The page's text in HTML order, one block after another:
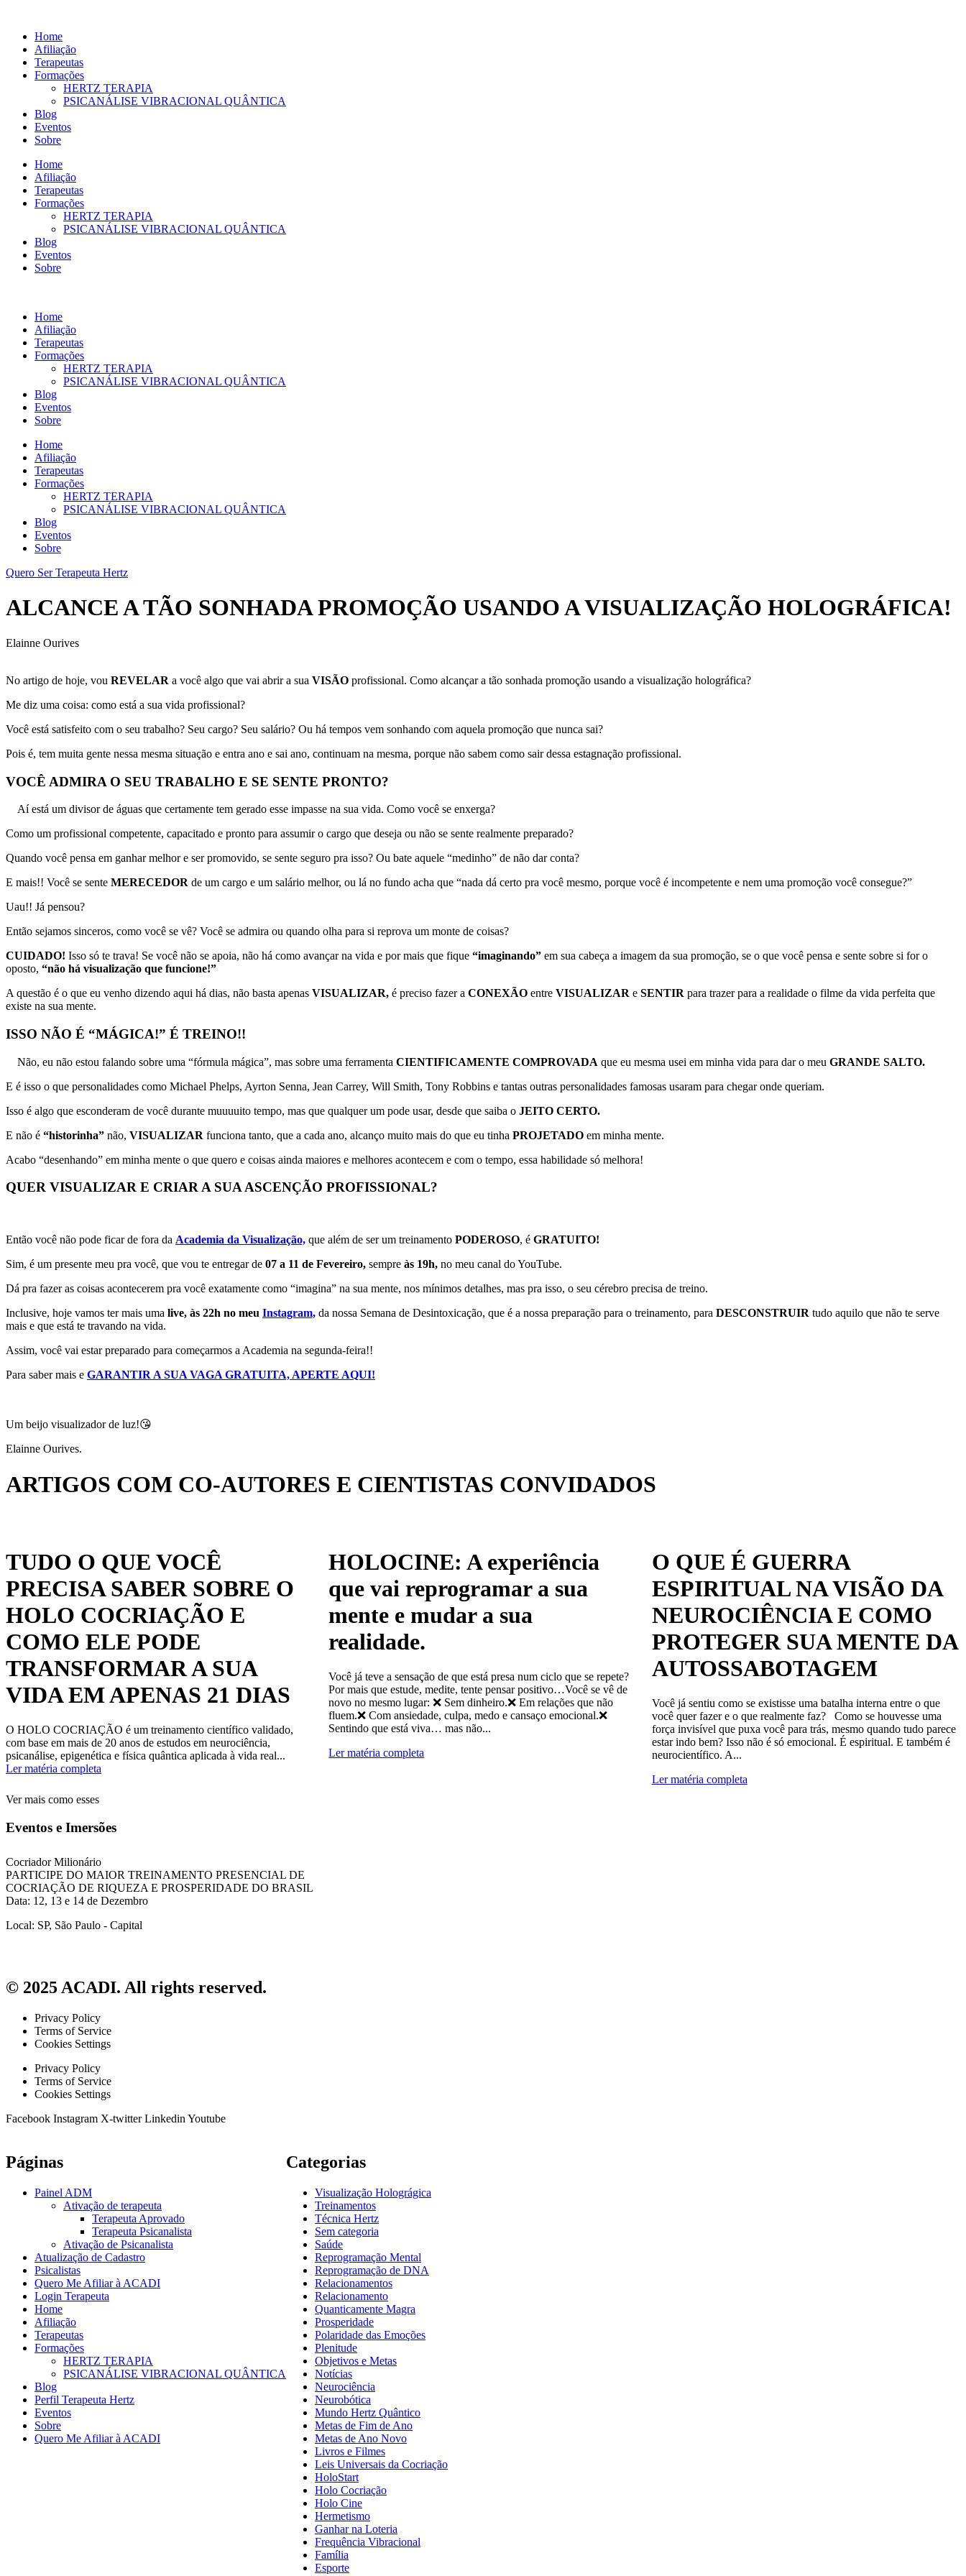
conteúdo
Home
Afiliação
Terapeutas
Formações
HERTZ TERAPIA
PSICANÁLISE VIBRACIONAL QUÂNTICA
Blog
Eventos
Sobre
Home
Afiliação
Terapeutas
Formações
HERTZ TERAPIA
PSICANÁLISE VIBRACIONAL QUÂNTICA
Blog
Eventos
Sobre
Home
Afiliação
Terapeutas
Formações
HERTZ TERAPIA
PSICANÁLISE VIBRACIONAL QUÂNTICA
Blog
Eventos
Sobre
Home
Afiliação
Terapeutas
Formações
HERTZ TERAPIA
PSICANÁLISE VIBRACIONAL QUÂNTICA
Blog
Eventos
Sobre
Quero Ser Terapeuta Hertz
ALCANCE A TÃO SONHADA PROMOÇÃO USANDO A VISUALIZAÇÃO HOLOGRÁFICA!
Elainne Ourives
No artigo de hoje, vou REVELAR a você algo que vai abrir a sua VISÃO profissional. Como alcançar a tão sonhada promoção usando a visualização holográfica?
Me diz uma coisa: como está a sua vida profissional?
Você está satisfeito com o seu trabalho? Seu cargo? Seu salário? Ou há tempos vem sonhando com aquela promoção que nunca sai?
Pois é, tem muita gente nessa mesma situação e entra ano e sai ano, continuam na mesma, porque não sabem como sair dessa estagnação profissional.
VOCÊ ADMIRA O SEU TRABALHO E SE SENTE PRONTO?
Aí está um divisor de águas que certamente tem gerado esse impasse na sua vida. Como você se enxerga?
Como um profissional competente, capacitado e pronto para assumir o cargo que deseja ou não se sente realmente preparado?
Quando você pensa em ganhar melhor e ser promovido, se sente seguro pra isso? Ou bate aquele “medinho” de não dar conta?
E mais!! Você se sente MERECEDOR de um cargo e um salário melhor, ou lá no fundo acha que “nada dá certo pra você mesmo, porque você é incompetente e nem uma promoção você consegue?”
Uau!! Já pensou?
Então sejamos sinceros, como você se vê? Você se admira ou quando olha para si reprova um monte de coisas?
CUIDADO! Isso só te trava! Se você não se apoia, não há como avançar na vida e por mais que fique “imaginando” em sua cabeça a imagem da sua promoção, se o que você pensa e sente sobre si for o
oposto, “não há visualização que funcione!”
A questão é o que eu venho dizendo aqui há dias, não basta apenas VISUALIZAR, é preciso fazer a CONEXÃO entre VISUALIZAR e SENTIR para trazer para a realidade o filme da vida perfeita que
existe na sua mente.
ISSO NÃO É “MÁGICA!” É TREINO!!
Não, eu não estou falando sobre uma “fórmula mágica”, mas sobre uma ferramenta CIENTIFICAMENTE COMPROVADA que eu mesma usei em minha vida para dar o meu GRANDE SALTO.
E é isso o que personalidades como Michael Phelps, Ayrton Senna, Jean Carrey, Will Smith, Tony Robbins e tantas outras personalidades famosas usaram para chegar onde queriam.
Isso é algo que esconderam de você durante muuuuito tempo, mas que qualquer um pode usar, desde que saiba o JEITO CERTO.
E não é “historinha” não, VISUALIZAR funciona tanto, que a cada ano, alcanço muito mais do que eu tinha PROJETADO em minha mente.
Acabo “desenhando” em minha mente o que quero e coisas ainda maiores e melhores acontecem e com o tempo, essa habilidade só melhora!
QUER VISUALIZAR E CRIAR A SUA ASCENÇÃO PROFISSIONAL?
Então você não pode ficar de fora da Academia da Visualização, que além de ser um treinamento PODEROSO, é GRATUITO!
Sim, é um presente meu pra você, que vou te entregar de 07 a 11 de Fevereiro, sempre às 19h, no meu canal do YouTube.
Dá pra fazer as coisas acontecerem pra você exatamente como “imagina” na sua mente, nos mínimos detalhes, mas pra isso, o seu cérebro precisa de treino.
Inclusive, hoje vamos ter mais uma live, às 22h no meu Instagram, da nossa Semana de Desintoxicação, que é a nossa preparação para o treinamento, para DESCONSTRUIR tudo aquilo que não te serve
mais e que está te travando na vida.
Assim, você vai estar preparado para começarmos a Academia na segunda-feira!!
Para saber mais e GARANTIR A SUA VAGA GRATUITA, APERTE AQUI!
Um beijo visualizador de luz!😘
Elainne Ourives.
ARTIGOS COM CO-AUTORES E CIENTISTAS CONVIDADOS
TUDO O QUE VOCÊ
PRECISA SABER SOBRE O
HOLO COCRIAÇÃO E
COMO ELE PODE
TRANSFORMAR A SUA
VIDA EM APENAS 21 DIAS
O HOLO COCRIAÇÃO é um treinamento científico validado,
com base em mais de 20 anos de estudos em neurociência,
psicanálise, epigenética e física quântica aplicada à vida real...
Ler matéria completa
HOLOCINE: A experiência
que vai reprogramar a sua
mente e mudar a sua
realidade.
Você já teve a sensação de que está presa num ciclo que se repete?
Por mais que estude, medite, tente pensar positivo…Você se vê de
novo no mesmo lugar: ❌ Sem dinheiro.❌ Em relações que não
fluem.❌ Com ansiedade, culpa, medo e cansaço emocional.❌
Sentindo que está viva… mas não...
Ler matéria completa
O QUE É GUERRA
ESPIRITUAL NA VISÃO DA
NEUROCIÊNCIA E COMO
PROTEGER SUA MENTE DA
AUTOSSABOTAGEM
Você já sentiu como se existisse uma batalha interna entre o que
você quer fazer e o que realmente faz? Como se houvesse uma
força invisível que puxa você para trás, mesmo quando tudo parece
estar indo bem? Isso não é só emocional. É espiritual. E também é
neurocientífico. A...
Ler matéria completa
Ver mais como esses
Eventos e Imersões
Cocriador Milionário
PARTICIPE DO MAIOR TREINAMENTO PRESENCIAL DE
COCRIAÇÃO DE RIQUEZA E PROSPERIDADE DO BRASIL
Data: 12, 13 e 14 de Dezembro
Local: SP, São Paulo - Capital
© 2025 ACADI. All rights reserved.
Privacy Policy
Terms of Service
Cookies Settings
Privacy Policy
Terms of Service
Cookies Settings
Facebook Instagram X-twitter Linkedin Youtube
Páginas
Painel ADM
Ativação de terapeuta
Terapeuta Aprovado
Terapeuta Psicanalista
Ativação de Psicanalista
Atualização de Cadastro
Psicalistas
Quero Me Afiliar à ACADI
Login Terapeuta
Home
Afiliação
Terapeutas
Formações
HERTZ TERAPIA
PSICANÁLISE VIBRACIONAL QUÂNTICA
Blog
Perfil Terapeuta Hertz
Eventos
Sobre
Quero Me Afiliar à ACADI
Categorias
Visualização Holográgica
Treinamentos
Técnica Hertz
Sem categoria
Saúde
Reprogramação Mental
Reprogramação de DNA
Relacionamentos
Relacionamento
Quanticamente Magra
Prosperidade
Polaridade das Emoções
Plenitude
Objetivos e Metas
Notícias
Neurociência
Neurobótica
Mundo Hertz Quântico
Metas de Fim de Ano
Metas de Ano Novo
Livros e Filmes
Leis Universais da Cocriação
HoloStart
Holo Cocriação
Holo Cine
Hermetismo
Ganhar na Loteria
Frequência Vibracional
Família
Esporte